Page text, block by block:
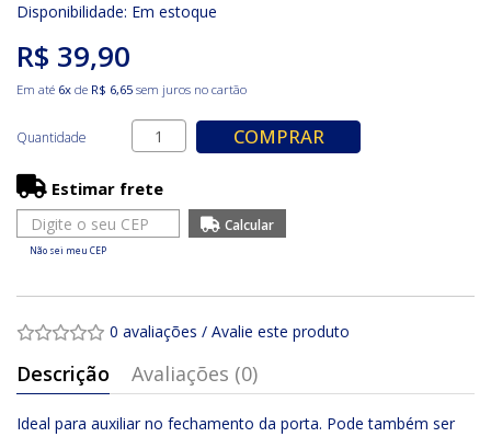
Disponibilidade: Em estoque
R$ 39,90
Em até 6x de R$ 6,65 sem juros no cartão
Quantidade COMPRAR
Estimar frete
Não sei meu CEP
0 avaliações / Avalie este produto
Descrição Avaliações (0)
Ideal para auxiliar no fechamento da porta. Pode também ser